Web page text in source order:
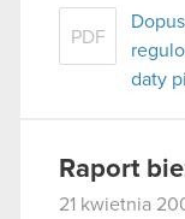
PDF
daty
Raport
21 kwietnia